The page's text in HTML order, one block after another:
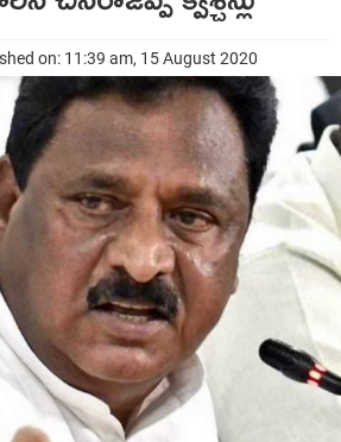
on: 11:39 am, 15 August 2020